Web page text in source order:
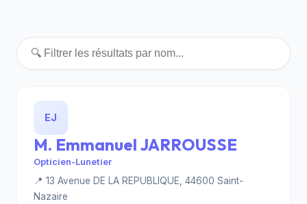
EJ
M. Emmanuel JARROUSSE
Opticien-Lunetier
📍 13 Avenue DE LA REPUBLIQUE, 44600 Saint-
Nazaire